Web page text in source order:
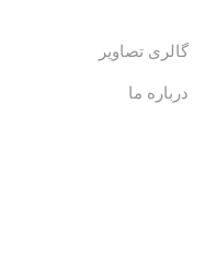
گالری تصاویر
درباره ما